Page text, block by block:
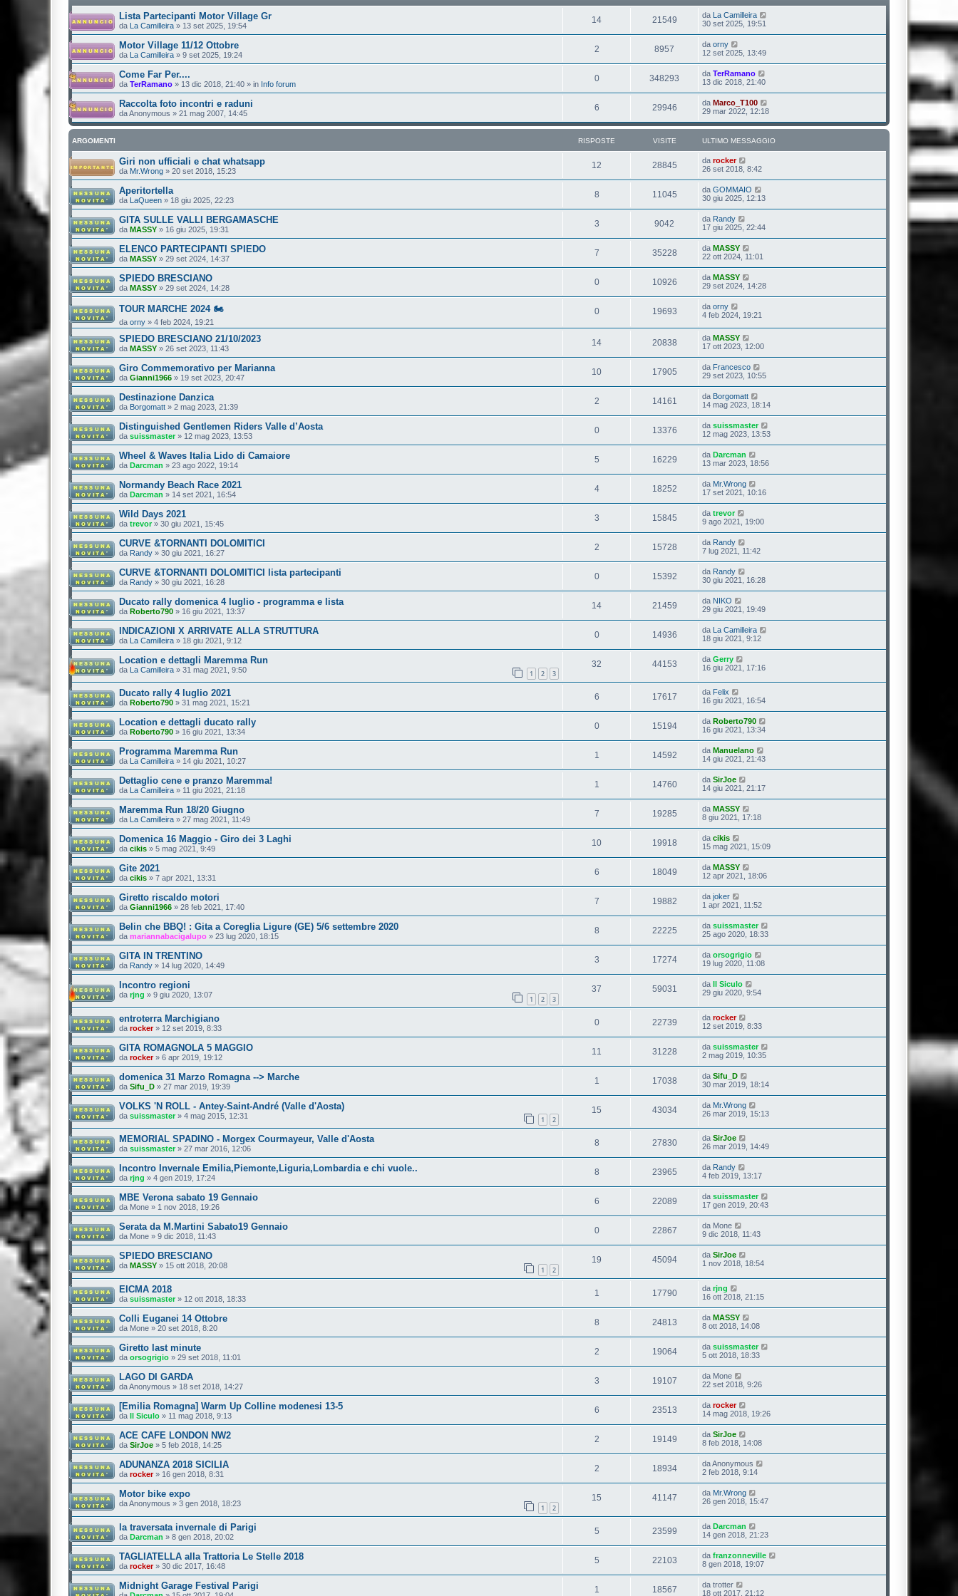
Lista Partecipanti Motor Village Gr
da La Camilleira » 13 set 2025, 19:54
14 21549 da La Camilleira
30 set 2025, 19:51
Motor Village 11/12 Ottobre
da La Camilleira » 9 set 2025, 19:24
2 8957 da orny
12 set 2025, 13:49
Come Far Per....
da TerRamano » 13 dic 2018, 21:40 » in Info forum
0 348293 da TerRamano
13 dic 2018, 21:40
Raccolta foto incontri e raduni
daAnonymous » 21 mag 2007, 14:45
6 29946 da Marco_T100
29 mar 2022, 12:18
ARGOMENTI RISPOSTE VISITE ULTIMO MESSAGGIO
Giri non ufficiali e chat whatsapp
da Mr.Wrong » 20 set 2018, 15:23
12 28845 da rocker
26 set 2018, 8:42
Aperitortella
da LaQueen » 18 giu 2025, 22:23
8 11045 da GOMMAIO
30 giu 2025, 12:13
GITA SULLE VALLI BERGAMASCHE
da MASSY » 16 giu 2025, 19:31
3 9042 da Randy
17 giu 2025, 22:44
ELENCO PARTECIPANTI SPIEDO
da MASSY » 29 set 2024, 14:37
7 35228 da MASSY
22 ott 2024, 11:01
SPIEDO BRESCIANO
da MASSY » 29 set 2024, 14:28
0 10926 da MASSY
29 set 2024, 14:28
TOUR MARCHE 2024 🏍️
da orny » 4 feb 2024, 19:21
0 19693 da orny
4 feb 2024, 19:21
SPIEDO BRESCIANO 21/10/2023
da MASSY » 26 set 2023, 11:43
14 20838 da MASSY
17 ott 2023, 12:00
Giro Commemorativo per Marianna
da Gianni1966 » 19 set 2023, 20:47
10 17905 da Francesco
29 set 2023, 10:55
Destinazione Danzica
da Borgomatt » 2 mag 2023, 21:39
2 14161 da Borgomatt
14 mag 2023, 18:14
Distinguished Gentlemen Riders Valle d’Aosta
da suissmaster» 12 mag 2023, 13:53
0 13376 da suissmaster
12 mag 2023, 13:53
Wheel & Waves Italia Lido di Camaiore
da Darcman » 23 ago 2022, 19:14
5 16229 da Darcman
13 mar 2023, 18:56
Normandy Beach Race 2021
da Darcman » 14 set 2021, 16:54
4 18252 da Mr.Wrong
17 set 2021, 10:16
Wild Days 2021
da trevor» 30 giu 2021, 15:45
3 15845 da trevor
9 ago 2021, 19:00
CURVE &TORNANTI DOLOMITICI
da Randy » 30 giu 2021, 16:27
2 15728 da Randy
7 lug 2021, 11:42
CURVE &TORNANTI DOLOMITICI lista partecipanti
da Randy » 30 giu 2021, 16:28
0 15392 da Randy
30 giu 2021, 16:28
Ducato rally domenica 4 luglio - programma e lista
da Roberto790 » 16 giu 2021, 13:37
14 21459 da NIKO
29 giu 2021, 19:49
INDICAZIONI X ARRIVATE ALLA STRUTTURA
da La Camilleira » 18 giu 2021, 9:12
0 14936 da La Camilleira
18 giu 2021, 9:12
Location e dettagli Maremma Run
da La Camilleira » 31 mag 2021, 9:50 1 2 3
32 44153 da Gerry
16 giu 2021, 17:16
Ducato rally 4 luglio 2021
da Roberto790 » 31 mag 2021, 15:21
6 17617 da Felix
16 giu 2021, 16:54
Location e dettagli ducato rally
da Roberto790 » 16 giu 2021, 13:34
0 15194 da Roberto790
16 giu 2021, 13:34
Programma Maremma Run
da La Camilleira » 14 giu 2021, 10:27
1 14592 da Manuelano
14 giu 2021, 21:43
Dettaglio cene e pranzo Maremma!
da La Camilleira » 11 giu 2021, 21:18
1 14760 da SirJoe
14 giu 2021, 21:17
Maremma Run 18/20 Giugno
da La Camilleira » 27 mag 2021, 11:49
7 19285 da MASSY
8 giu 2021, 17:18
Domenica 16 Maggio - Giro dei 3 Laghi
da cikis » 5 mag 2021, 9:49
10 19918 da cikis
15 mag 2021, 15:09
Gite 2021
da cikis » 7 apr 2021, 13:31
6 18049 da MASSY
12 apr 2021, 18:06
Giretto riscaldo motori
da Gianni1966 » 28 feb 2021, 17:40
7 19882 da joker
1 apr 2021, 11:52
Belin che BBQ! : Gita a Coreglia Ligure (GE) 5/6 settembre 2020
da mariannabacigalupo » 23 lug 2020, 18:15
8 22225 da suissmaster
25 ago 2020, 18:33
GITA IN TRENTINO
da Randy » 14 lug 2020, 14:49
3 17274 da orsogrigio
19 lug 2020, 11:08
Incontro regioni
da rjng » 9 giu 2020, 13:07 1 2 3
37 59031 da Il Siculo
29 giu 2020, 9:54
entroterra Marchigiano
da rocker» 12 set 2019, 8:33
0 22739 da rocker
12 set 2019, 8:33
GITA ROMAGNOLA 5 MAGGIO
da rocker» 6 apr 2019, 19:12
11 31228 da suissmaster
2 mag 2019, 10:35
domenica 31 Marzo Romagna --> Marche
da Sifu_D » 27 mar 2019, 19:39
1 17038 da Sifu_D
30 mar 2019, 18:14
VOLKS 'N ROLL - Antey-Saint-André (Valle d'Aosta)
da suissmaster» 4 mag 2015, 12:31 1 2
15 43034 da Mr.Wrong
26 mar 2019, 15:13
MEMORIAL SPADINO - Morgex Courmayeur, Valle d'Aosta
da suissmaster» 27 mar 2016, 12:06
8 27830 da SirJoe
26 mar 2019, 14:49
Incontro Invernale Emilia,Piemonte,Liguria,Lombardia e chi vuole..
da rjng » 4 gen 2019, 17:24
8 23965 da Randy
4 feb 2019, 13:17
MBE Verona sabato 19 Gennaio
da Mone » 1 nov 2018, 19:26
6 22089 da suissmaster
17 gen 2019, 20:43
Serata da M.Martini Sabato19 Gennaio
da Mone » 9 dic 2018, 11:43
0 22867 da Mone
9 dic 2018, 11:43
SPIEDO BRESCIANO
da MASSY » 15 ott 2018, 20:08 1 2
19 45094 da SirJoe
1 nov 2018, 18:54
EICMA 2018
da suissmaster» 12 ott 2018, 18:33
1 17790 da rjng
16 ott 2018, 21:15
Colli Euganei 14 Ottobre
da Mone » 20 set 2018, 8:20
8 24813 da MASSY
8 ott 2018, 14:08
Giretto last minute
da orsogrigio » 29 set 2018, 11:01
2 19064 da suissmaster
5 ott 2018, 18:33
LAGO DI GARDA
daAnonymous » 18 set 2018, 14:27
3 19107 da Mone
22 set 2018, 9:26
[Emilia Romagna] Warm Up Colline modenesi 13-5
da Il Siculo » 11 mag 2018, 9:13
6 23513 da rocker
14 mag 2018, 19:26
ACE CAFE LONDON NW2
da SirJoe » 5 feb 2018, 14:25
2 19149 da SirJoe
8 feb 2018, 14:08
ADUNANZA 2018 SICILIA
da rocker» 16 gen 2018, 8:31
2 18934 daAnonymous
2 feb 2018, 9:14
Motor bike expo
daAnonymous » 3 gen 2018, 18:23 1 2
15 41147 da Mr.Wrong
26 gen 2018, 15:47
la traversata invernale di Parigi
da Darcman » 8 gen 2018, 20:02
5 23599 da Darcman
14 gen 2018, 21:23
TAGLIATELLA alla Trattoria Le Stelle 2018
da rocker» 30 dic 2017, 16:48
5 22103 da franzonneville
8 gen 2018, 19:07
Midnight Garage Festival Parigi 1 18567 da trotter
18 ott 2017, 21:12